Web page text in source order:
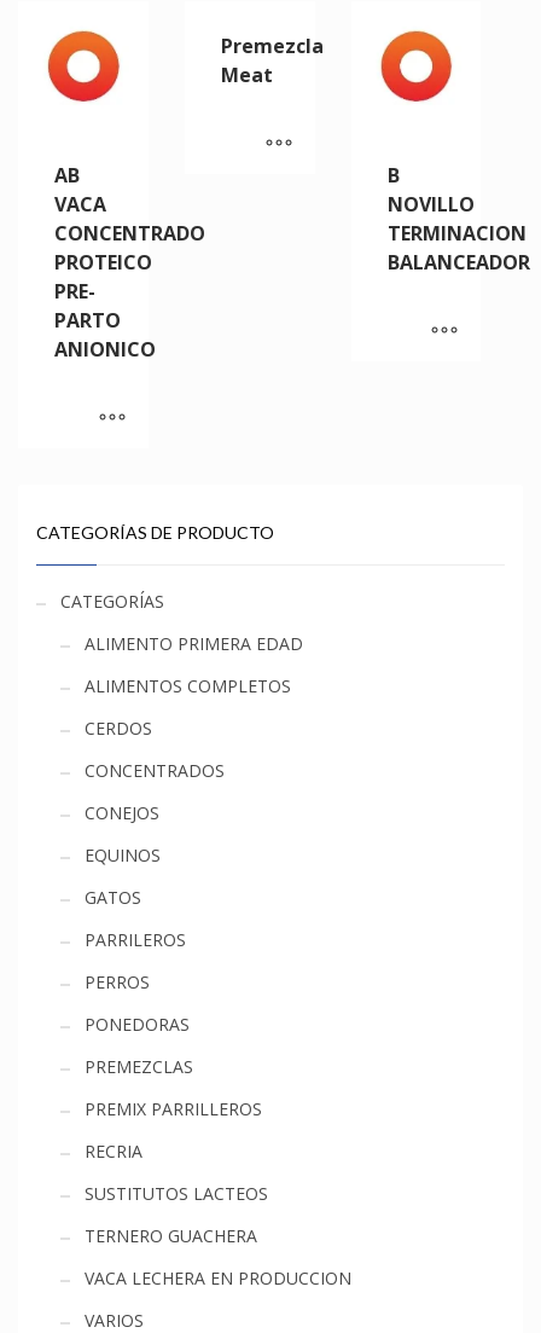
AB
VACA
CONCENTRADO
PROTEICO
PRE-
PARTO
ANIONICO
Premezcla
Meat
B
NOVILLO
TERMINACION
BALANCEADOR
CATEGORÍAS DE PRODUCTO
CATEGORÍAS
ALIMENTO PRIMERA EDAD
ALIMENTOS COMPLETOS
CERDOS
CONCENTRADOS
CONEJOS
EQUINOS
GATOS
PARRILEROS
PERROS
PONEDORAS
PREMEZCLAS
PREMIX PARRILLEROS
RECRIA
SUSTITUTOS LACTEOS
TERNERO GUACHERA
VACA LECHERA EN PRODUCCION
VARIOS